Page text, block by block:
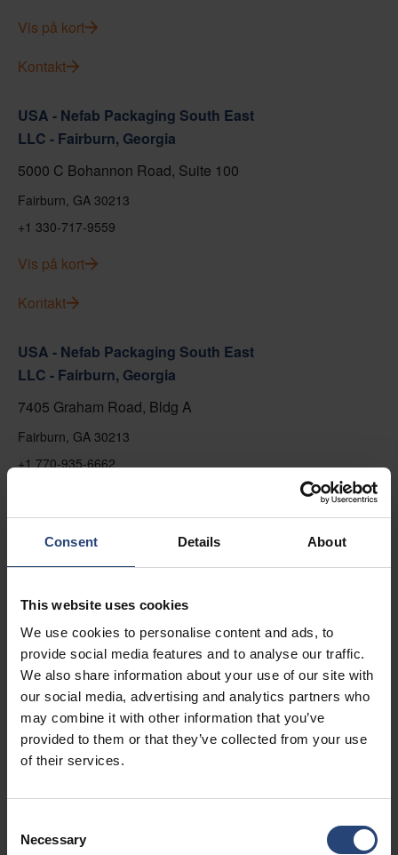
Consent Details About
This website uses cookies
We use cookies to personalise content and ads, to
provide social media features and to analyse our traffic.
We also share information about your use of our site with
our social media, advertising and analytics partners who
may combine it with other information that you’ve
provided to them or that they’ve collected from your use
of their services.
Selection
Necessary
Vis på kort
Kontakt
USA - Nefab Packaging South East
LLC - Fairburn, Georgia
5000 C Bohannon Road, Suite 100
Fairburn, GA 30213
+1 330-717-9559
Vis på kort
Kontakt
USA - Nefab Packaging South East
LLC - Fairburn, Georgia
7405 Graham Road, Bldg A
Fairburn, GA 30213
+1 770-935-6662
Kontakt
Illinois
1539 Hunter Rd
Hanover Park, IL 60133
+1 630-451-5345 x50103
Vis på kort
Massachusetts